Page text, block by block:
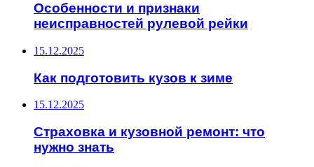
Особенности и признаки
неисправностей рулевой рейки
15.12.2025
Как подготовить кузов к зиме
15.12.2025
Страховка и кузовной ремонт: что
нужно знать